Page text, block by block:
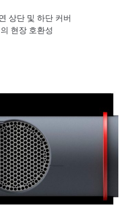
상단 및 하단 커버
현장 호환성